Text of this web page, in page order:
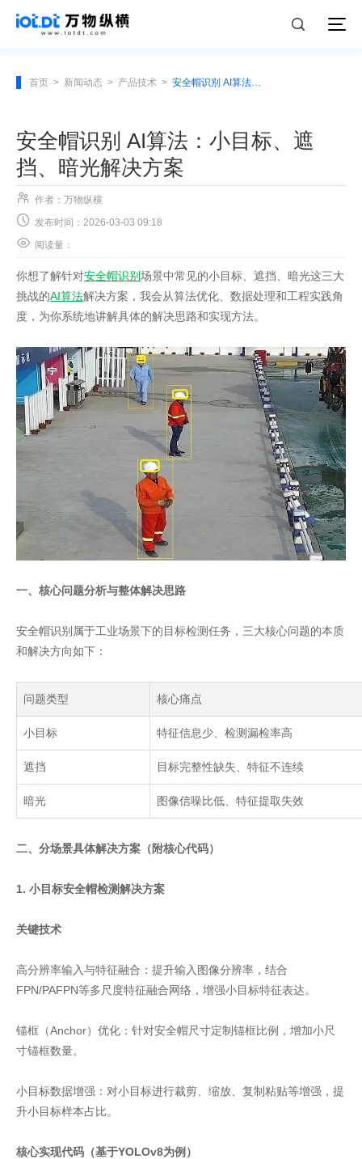
首页 > 新闻动态 > 产品技术 > 安全帽识别 AI算法：小目标、遮挡、暗光解决方案
安全帽识别 AI算法：小目标、遮
挡、暗光解决方案
 作者：万物纵横
 发布时间：2026-03-03 09:18
 阅读量：
你想了解针对安全帽识别场景中常见的小目标、遮挡、暗光这三大
挑战的AI算法解决方案，我会从算法优化、数据处理和工程实践角
度，为你系统地讲解具体的解决思路和实现方法。
一、核心问题分析与整体解决思路
安全帽识别属于工业场景下的目标检测任务，三大核心问题的本质
和解决方向如下：
问题类型 核心痛点
小目标 特征信息少、检测漏检率高
遮挡 目标完整性缺失、特征不连续
暗光 图像信噪比低、特征提取失效
二、分场景具体解决方案（附核心代码）
1. 小目标安全帽检测解决方案
关键技术
高分辨率输入与特征融合：提升输入图像分辨率，结合
FPN/PAFPN等多尺度特征融合网络，增强小目标特征表达。
锚框（Anchor）优化：针对安全帽尺寸定制锚框比例，增加小尺
寸锚框数量。
小目标数据增强：对小目标进行裁剪、缩放、复制粘贴等增强，提
升小目标样本占比。
核心实现代码（基于YOLOv8为例）